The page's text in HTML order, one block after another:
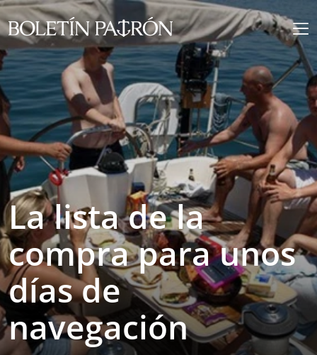
La lista de la
compra para unos
días de
navegación